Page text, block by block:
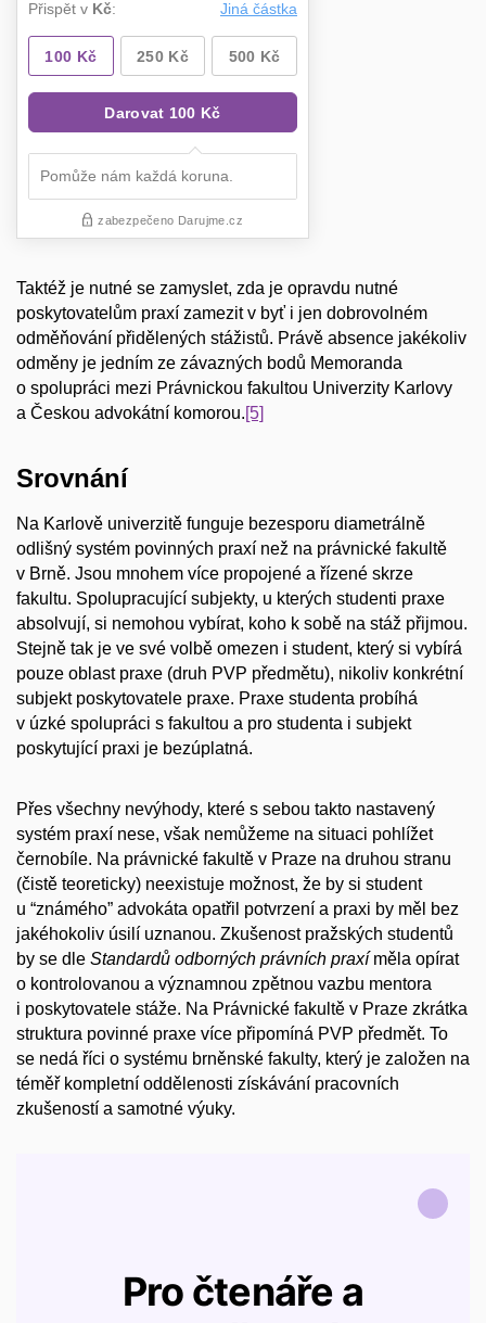
Taktéž je nutné se zamyslet, zda je opravdu nutné
poskytovatelům praxí zamezit v byť i jen dobrovolném
odměňování přidělených stážistů. Právě absence jakékoliv
odměny je jedním ze závazných bodů Memoranda
o spolupráci mezi Právnickou fakultou Univerzity Karlovy
a Českou advokátní komorou.[5]
Srovnání
Na Karlově univerzitě funguje bezesporu diametrálně
odlišný systém povinných praxí než na právnické fakultě
v Brně. Jsou mnohem více propojené a řízené skrze
fakultu. Spolupracující subjekty, u kterých studenti praxe
absolvují, si nemohou vybírat, koho k sobě na stáž přijmou.
Stejně tak je ve své volbě omezen i student, který si vybírá
pouze oblast praxe (druh PVP předmětu), nikoliv konkrétní
subjekt poskytovatele praxe. Praxe studenta probíhá
v úzké spolupráci s fakultou a pro studenta i subjekt
poskytující praxi je bezúplatná.
Přes všechny nevýhody, které s sebou takto nastavený
systém praxí nese, však nemůžeme na situaci pohlížet
černobíle. Na právnické fakultě v Praze na druhou stranu
(čistě teoreticky) neexistuje možnost, že by si student
u “známého” advokáta opatřil potvrzení a praxi by měl bez
jakéhokoliv úsilí uznanou. Zkušenost pražských studentů
by se dle Standardů odborných právních praxíměla opírat
o kontrolovanou a významnou zpětnou vazbu mentora
i poskytovatele stáže. Na Právnické fakultě v Praze zkrátka
struktura povinné praxe více připomíná PVP předmět. To
se nedá říci o systému brněnské fakulty, který je založen na
téměř kompletní oddělenosti získávání pracovních
zkušeností a samotné výuky.